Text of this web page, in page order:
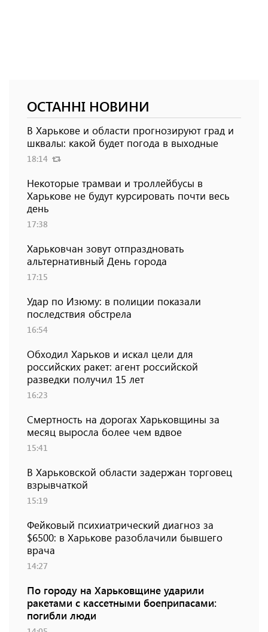
ОСТАННІ НОВИНИ
В Харькове и области прогнозируют град и
шквалы: какой будет погода в выходные
18:14
Некоторые трамваи и троллейбусы в
Харькове не будут курсировать почти весь
день
17:38
Харьковчан зовут отпраздновать
альтернативный День города
17:15
Удар по Изюму: в полиции показали
последствия обстрела
16:54
Обходил Харьков и искал цели для
российских ракет: агент российской
разведки получил 15 лет
16:23
Смертность на дорогах Харьковщины за
месяц выросла более чем вдвое
15:41
В Харьковской области задержан торговец
взрывчаткой
15:19
Фейковый психиатрический диагноз за
$6500: в Харькове разоблачили бывшего
врача
14:27
По городу на Харьковщине ударили
ракетами с кассетными боеприпасами:
погибли люди